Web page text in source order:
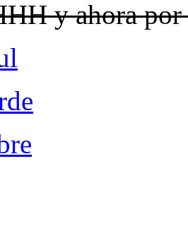
y ahora por